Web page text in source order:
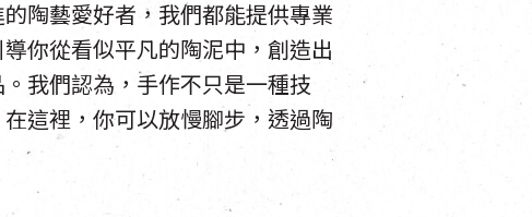
陶藝愛好者，我們都能提供專業
你從看似平凡的陶泥中，創造出
我們認為，手作不只是一種技
這裡，你可以放慢腳步，透過陶